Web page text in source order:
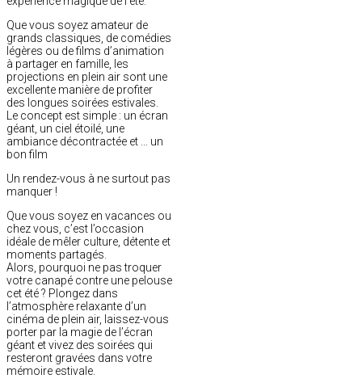
Que vous soyez amateur de
grands classiques, de comédies
légères ou de films d’animation
à partager en famille, les
projections en plein air sont une
excellente manière de profiter
des longues soirées estivales.
Le concept est simple : un écran
géant, un ciel étoilé, une
ambiance décontractée et ... un
bon film
Un rendez-vous à ne surtout pas
manquer !
Que vous soyez en vacances ou
chez vous, c’est l’occasion
idéale de mêler culture, détente et
moments partagés.
Alors, pourquoi ne pas troquer
votre canapé contre une pelouse
cet été ? Plongez dans
l’atmosphère relaxante d’un
cinéma de plein air, laissez-vous
porter par la magie de l’écran
géant et vivez des soirées qui
resteront gravées dans votre
mémoire estivale.